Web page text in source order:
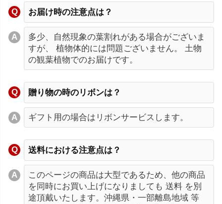
お届け時の注意点は？
多少、自然現象の葉割れがある場合がございま
すが、 植物体的には問題ございません。 土物
の観葉植物でのお届けです。
贈り物の時のリボンは？
ギフト用の場合はリボンサービスします。
送料における注意点は？
このページの商品は大型であるため、他の商品
を同時にお買い上げになりましても 送料 を別
途頂戴いたします。沖縄県・一部離島地域 等